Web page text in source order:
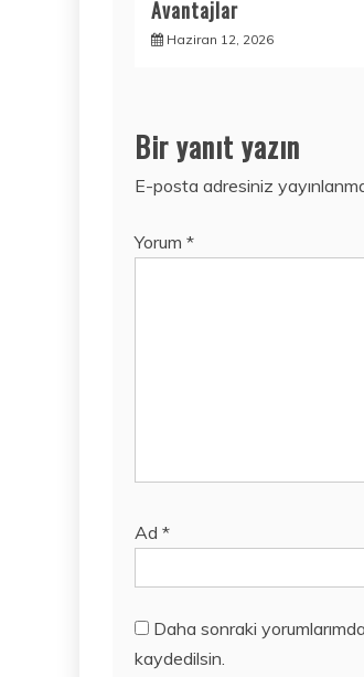
Avantajlar
Haziran 12, 2026
Bir yanıt yazın
E-posta adresiniz
Yorum *
Ad *
Daha sonraki
kaydedilsin.